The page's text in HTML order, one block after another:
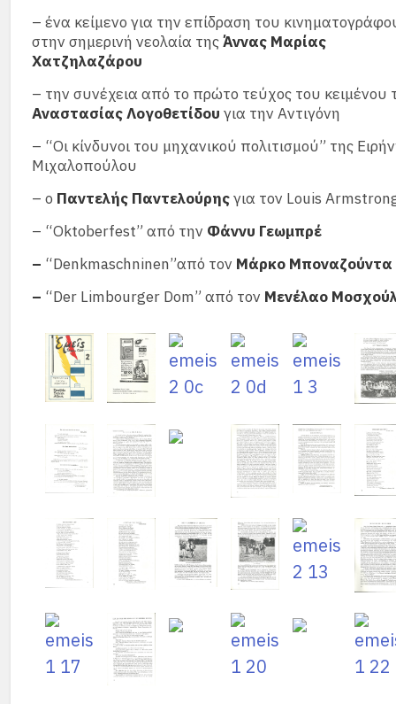
– ένα κείμενο για την επίδραση του
στην σημερινή νεολαία τηςΆννας Μαρίας
Χατζηλαζάρου
– την συνέχεια από το πρώτο τεύχος του κειμένου
Αναστασίας Λογοθετίδου για την Αντιγόνη
– “Οι κίνδυνοι του μηχανικού πολιτισμού” της
Μιχαλοπούλου
– ο Παντελής Παντελούρηςγια τον Louis
– “Oktoberfest” από την Φάννυ Γεωμπρέ
– “Denkmaschninen”από τον Μάρκο Μποναζούντα
– “Der Limbourger Dom” από τον Μενέλαο